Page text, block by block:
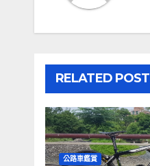
RELATED POST
公路車鑑賞